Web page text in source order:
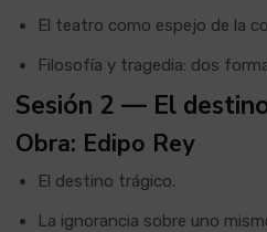
El teatro como espejo de la
Filosofía y tragedia: dos
Sesión 2 — El
Obra: Edipo Rey
El destino trágico.
La ignorancia sobre uno